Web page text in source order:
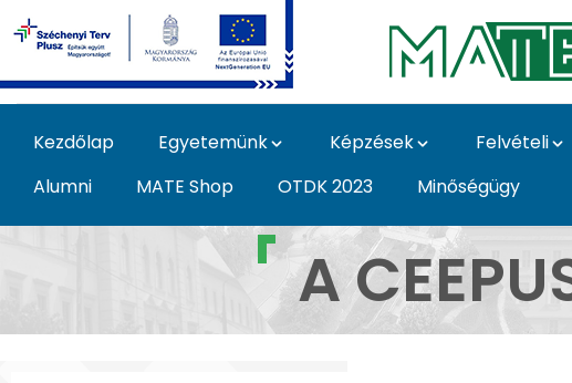
Ugrás a fő tartalomhoz
Kezdőlap Egyetemünk Képzések Felvételi
Alumni
MATE Shop OTDK 2023 Minőségügy
A CEEPUS Mobilitási
A